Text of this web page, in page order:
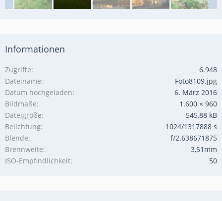
Informationen
Zugriffe
6.948
Dateiname
Foto8109.jpg
Datum hochgeladen
6. März 2016
Bildmaße
1.600 × 960
Dateigröße
545,88 kB
Belichtung
1024/1317888 s
Blende
f/2.638671875
Brennweite
3,51mm
ISO-Empfindlichkeit
50